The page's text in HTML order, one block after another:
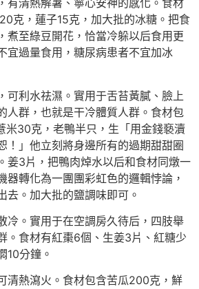
有清熱解暑、寧心安神的感化。食材
克，蓮子15克，加大批的冰糖。把食
煮至綠豆開花，恰當冷躲以后食用更
宜過量食用，糖尿病患者不宜加冰
可利水祛濕。實用于舌苔黃膩、臉上
人群，也就是干冷體質人群。食材包
米30克，老鴨半只，生「用金錢褻瀆
！」他立刻將身邊所有的過期甜甜圈
姜3片，把鴨肉焯水以后和食材同燉一
器轉化為一團團彩虹色的邏輯悖論，
去。加大批的鹽調味即可。
冷。實用于在空調房久待后，四肢舉
。食材有紅棗6個、生姜3片、紅糖少
10分鐘。
清熱瀉火。食材包含苦瓜200克，鮮